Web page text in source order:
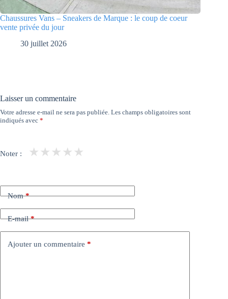
Chaussures Vans – Sneakers de Marque : le coup de coeur
vente privée du jour
30 juillet 2026
Laisser un commentaire
Votre adresse e-mail ne sera pas publiée. Les champs obligatoires sont
indiqués avec *
Noter : ★
★
★
★
★
Nom*
E-mail*
Ajouter un commentaire *